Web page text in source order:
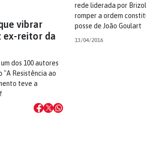
vibrar
ex-reitor da
dos 100 autores
"A Resistência ao
teve a
rede liderada por
romper a ordem
posse de João Goulart
13/04/2016